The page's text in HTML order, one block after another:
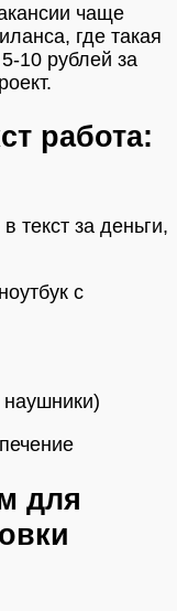
чаще
где такая
10 рублей за
работа:
текст за деньги,
с
наушники)
для